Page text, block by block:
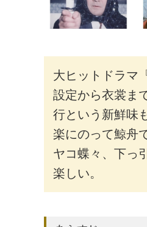
大ヒットドラマ
設定から衣裳ま
行という新鮮味
楽にのって鯨舟
ヤコ蝶々、下っ
楽しい。